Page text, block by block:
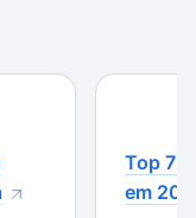
Top 7
em